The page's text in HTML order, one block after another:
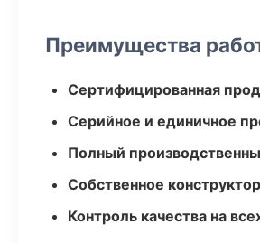
Преимущества
Сертифицированная
Серийное и единичное
Полный
Собственное
Контроль качества на